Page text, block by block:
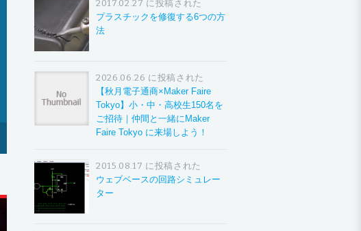
2017.02.27 に投稿された
プラスチックを修復する6つの方
法
2026.06.26 に投稿された
【秋月電子通商×Maker Faire
Tokyo】小・中・高校生150名を
ご招待｜仲間と一緒にMaker
Faire Tokyo に来場しよう！
2015.08.17 に投稿された
ウェブベースの回路シミュレー
ター